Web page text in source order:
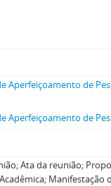
Aperfeiçoamento de
Aperfeiçoamento de
Ata da reunião;
Manifestação